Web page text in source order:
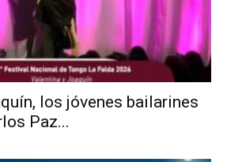
los jóvenes bailarines
Paz...